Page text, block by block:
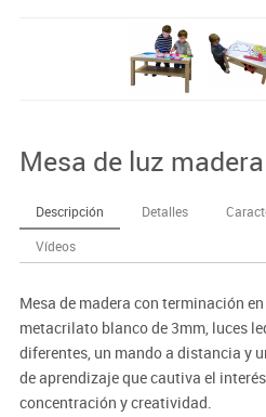
Mesa de luz
Descripción Detalles
Vídeos
Mesa de madera con terminación
metacrilato blanco de 3mm, luces
diferentes, un mando a distancia y
de aprendizaje que cautiva el
concentración y creatividad.